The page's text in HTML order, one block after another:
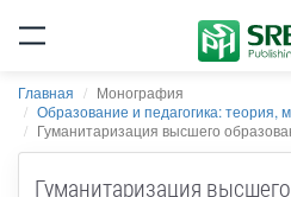
Главная
Монография
Образование и педагогика: теория,
Гуманитаризация высшего
Гуманитаризация